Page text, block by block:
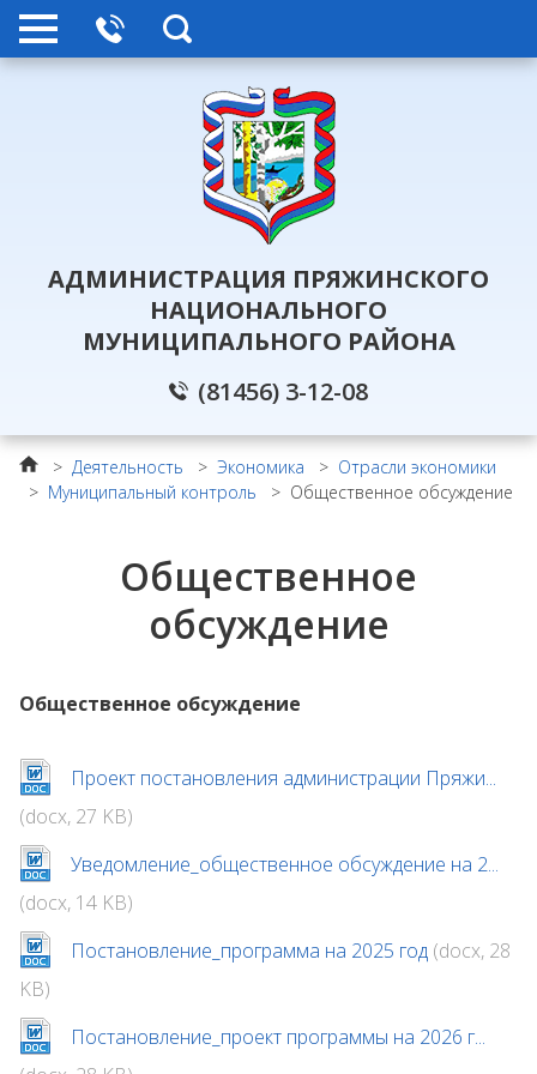
АДМИНИСТРАЦИЯ ПРЯЖИНСКОГО
НАЦИОНАЛЬНОГО
МУНИЦИПАЛЬНОГО РАЙОНА
(81456) 3-12-08
> Деятельность > Экономика > Отрасли экономики
> Муниципальный контроль > Общественное обсуждение
Общественное
обсуждение
Общественное обсуждение
Проект постановления администрации Пряжи...
(docx, 27 KB)
Уведомление_общественное обсуждение на 2...
(docx, 14 KB)
Постановление_программа на 2025 год (docx, 28
KB)
Постановление_проект программы на 2026 г...